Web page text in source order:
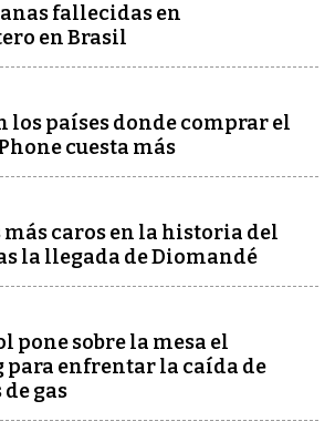
fallecidas en
en Brasil
los países donde comprar el
cuesta más
más caros en la historia del
la llegada de Diomandé
pone sobre la mesa el
enfrentar la caída de
gas